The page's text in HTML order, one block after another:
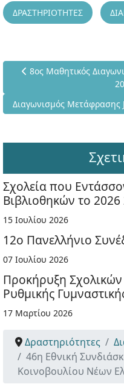
ΔΡΑΣΤΗΡΙΟΤΗΤΕΣ
Προηγούμενο άρθρο:
8ος Μαθητικός
Επόμενο άρθρο:
Διαγωνισμός Μετάφρασης
Σχολεία που
Βιβλιοθηκών το 2026
15 Ιουλίου 2026
12ο Πανελλήνιο
07 Ιουλίου 2026
Προκήρυξη
Ρυθμικής
17 Μαρτίου 2026
Δραστηριότητες
46η Εθνική
Κοινοβουλίου Νέων